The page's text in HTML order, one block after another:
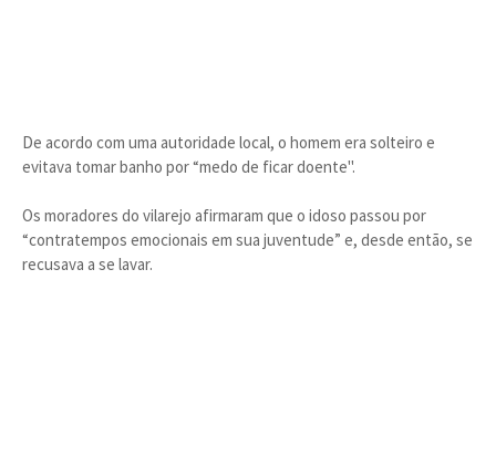
De acordo com uma autoridade local, o homem era solteiro e
evitava tomar banho por “medo de ficar doente".
Os moradores do vilarejo afirmaram que o idoso passou por
“contratempos emocionais em sua juventude” e, desde então, se
recusava a se lavar.